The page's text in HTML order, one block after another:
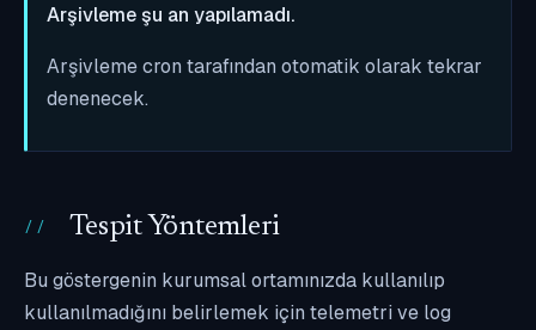
Arşivleme şu an yapılamadı.
Arşivleme cron tarafından otomatik olarak tekrar
denenecek.
Tespit Yöntemleri
Bu göstergenin kurumsal ortamınızda kullanılıp
kullanılmadığını belirlemek için telemetri ve log